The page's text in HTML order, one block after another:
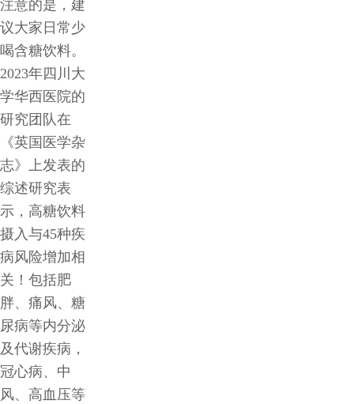
注意的是，建
议大家日常少
喝含糖饮料。
2023年四川大
学华西医院的
研究团队在
《英国医学杂
志》上发表的
综述研究表
示，高糖饮料
摄入与45种疾
病风险增加相
关！包括肥
胖、痛风、糖
尿病等内分泌
及代谢疾病，
冠心病、中
风、高血压等